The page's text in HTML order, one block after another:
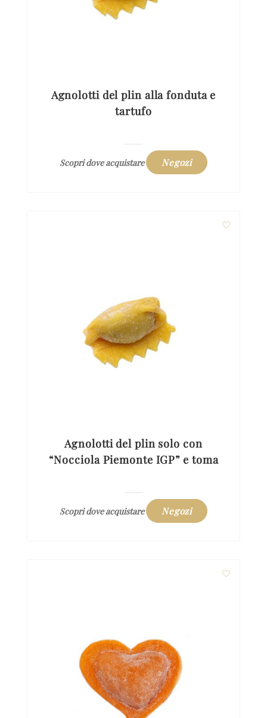
Agnolotti del plin alla fonduta e
tartufo
Scopri dove acquistare Negozi
Agnolotti del plin solo con
“Nocciola Piemonte IGP” e toma
Scopri dove acquistare Negozi